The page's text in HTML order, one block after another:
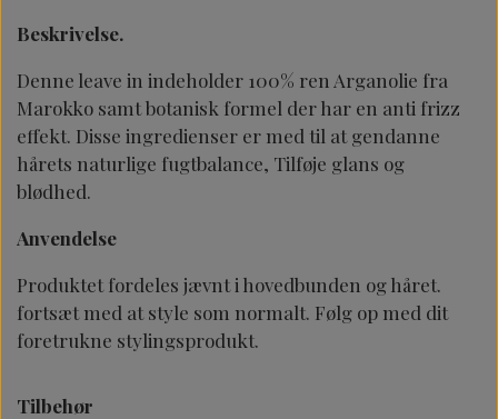
Beskrivelse.
Denne leave in indeholder 100% ren Arganolie fra
Marokko samt botanisk formel der har en anti frizz
effekt. Disse ingredienser er med til at gendanne
hårets naturlige fugtbalance, Tilføje glans og
blødhed.
Anvendelse
Produktet fordeles jævnt i hovedbunden og håret.
fortsæt med at style som normalt. Følg op med dit
foretrukne stylingsprodukt.
Tilbehør